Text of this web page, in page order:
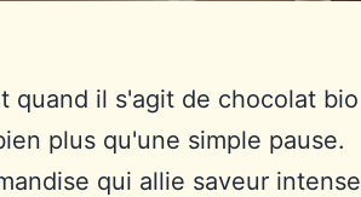
quand il s'agit de chocolat bio
plus qu'une simple pause.
qui allie saveur intense